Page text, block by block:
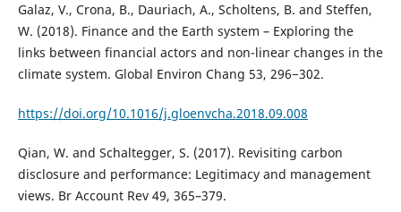
Galaz, V., Crona, B., Dauriach, A., Scholtens, B. and Steffen,
W. (2018). Finance and the Earth system – Exploring the
links between financial actors and non-linear changes in the
climate system. Global Environ Chang 53, 296−302.
https://doi.org/10.1016/j.gloenvcha.2018.09.008
Qian, W. and Schaltegger, S. (2017). Revisiting carbon
disclosure and performance: Legitimacy and management
views. Br Account Rev 49, 365–379.